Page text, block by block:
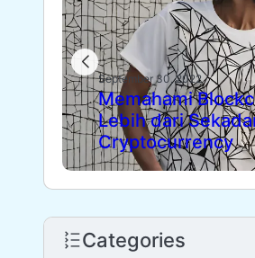
September 30, 2022
Memahami
Lebih dari
Cryptocurrency
Categories